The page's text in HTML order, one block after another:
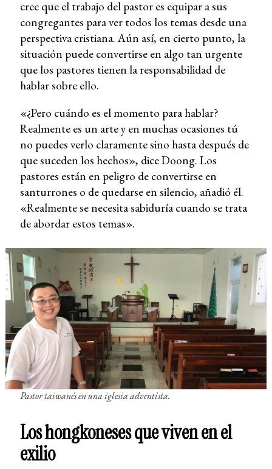
cree que el trabajo del pastor es equipar a sus
congregantes para ver todos los temas desde una
perspectiva cristiana. Aún así, en cierto punto, la
situación puede convertirse en algo tan urgente
que los pastores tienen la responsabilidad de
hablar sobre ello.
«¿Pero cuándo es el momento para hablar?
Realmente es un arte y en muchas ocasiones tú
no puedes verlo claramente sino hasta después de
que suceden los hechos», dice Doong. Los
pastores están en peligro de convertirse en
santurrones o de quedarse en silencio, añadió él.
«Realmente se necesita sabiduría cuando se trata
de abordar estos temas».
Pastor taiwanés en una iglesia adventista.
Los hongkoneses que viven en el
exilio